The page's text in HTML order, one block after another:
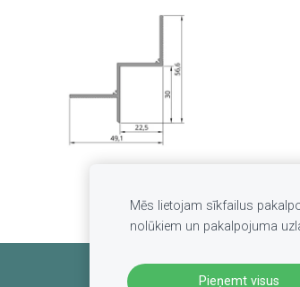
Mēs lietojam sīkfailus
nolūkiem un pakalpojuma
Pieņemt visus